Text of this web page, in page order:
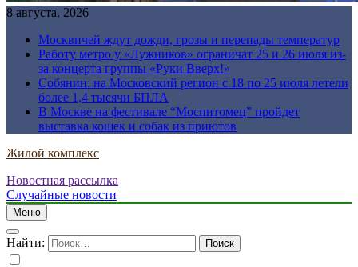
8 августа, 2026
Москвичей ждут дожди, грозы и перепады температур
Работу метро у «Лужников» ограничат 25 и 26 июля из-
за концерта группы «Руки Вверх!»
Собянин: на Московский регион с 18 по 25 июля летели
более 1,4 тысячи БПЛА
В Москве на фестивале “Моспитомец” пройдет
выставка кошек и собак из приютов
Жилой комплекс
Новостная рассылка
Случайные новости
Меню
Найти: